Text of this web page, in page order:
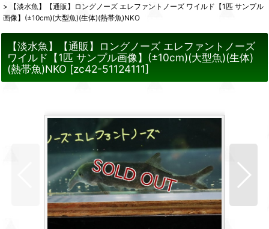
>
【淡水魚】【通販】ロングノーズ エレファントノーズ ワイルド【1匹 サンプル
画像】(±10cm)(大型魚)(生体)(熱帯魚)NKO
【淡水魚】【通販】ロングノーズ エレファントノーズ
ワイルド【1匹 サンプル画像】(±10cm)(大型魚)(生体)
(熱帯魚)NKO [zc42-51124111]